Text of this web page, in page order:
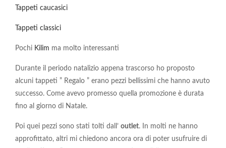
Tappeti caucasici
Tappeti classici
Pochi Kilim ma molto interessanti
Durante il periodo natalizio appena trascorso ho proposto
alcuni tappeti ” Regalo ” erano pezzi bellissimi che hanno avuto
successo. Come avevo promesso quella promozione è durata
fino al giorno di Natale.
Poi quei pezzi sono stati tolti dall’ outlet. In molti ne hanno
approfittato, altri mi chiedono ancora ora di poter usufruire di